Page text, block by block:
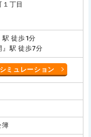
丁目
駅 徒歩1分
』駅 徒歩7分
ミュレーション
簿